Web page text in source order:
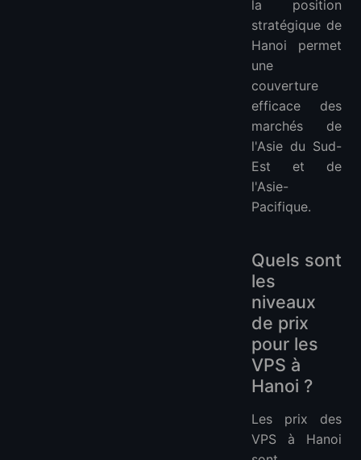
la position
stratégique de
Hanoi permet
une
couverture
efficace des
marchés de
l'Asie du Sud-
Est et de
l'Asie-
Pacifique.
Quels sont
les
niveaux
de prix
pour les
VPS à
Hanoi ?
Les prix des
VPS à Hanoi